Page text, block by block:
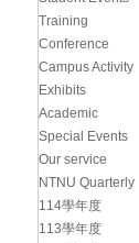
Training
Conference
Campus Activity
Exhibits
Academic
Special Events
Our service
NTNU Quarterly
114學年度
113學年度